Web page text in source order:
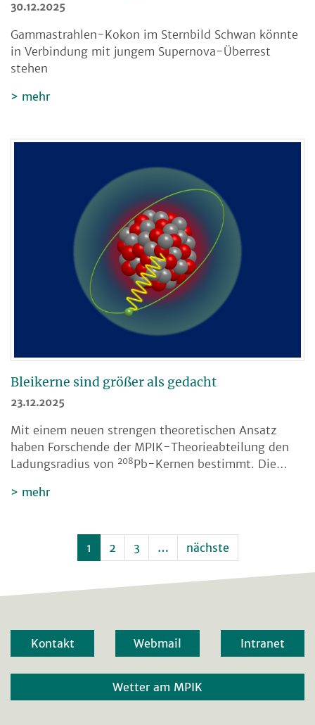
30.12.2025
Gammastrahlen-Kokon im Sternbild Schwan könnte
in Verbindung mit jungem Supernova-Überrest
stehen
mehr
Bleikerne sind größer als gedacht
23.12.2025
Mit einem neuen strengen theoretischen Ansatz
haben Forschende der MPIK-Theorieabteilung den
Ladungsradius von 208Pb-Kernen bestimmt. Die…
mehr
1 2 3 … nächste
Kontakt Webmail Intranet
Wetter am MPIK